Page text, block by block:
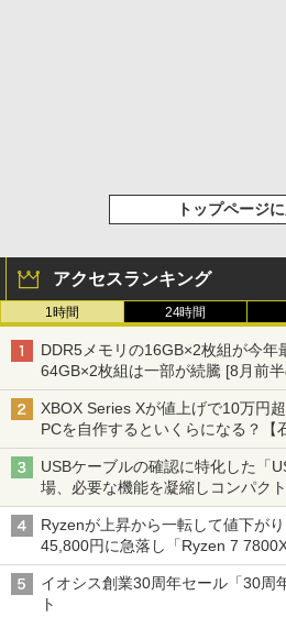
トップページ
アクセスランキング
1時間 24時間
DDR5メモリの16GB×2枚組が今
64GB×2枚組は一部が続騰 [8月前
XBOX Series Xが値上げで10万円
PCを自作するといくらになる？【
ーム』】
USBケーブルの確認に特化した「
場、必要な機能を凝縮しコンパク
Ryzenが上昇から一転して値下が
45,800円に急落し「Ryzen 7
前半のCPU価格]
イオシス創業30周年セール「30周
ト